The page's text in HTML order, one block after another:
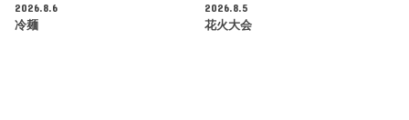
2026.8.6
冷麺
2026.8.5
花火大会